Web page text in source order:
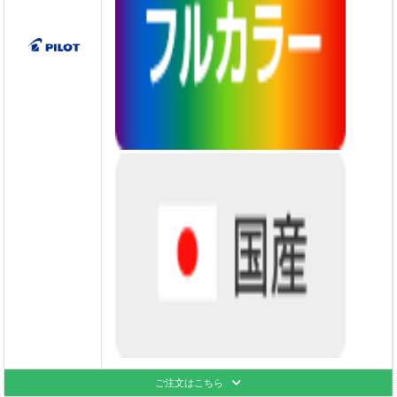
ご注文はこちら